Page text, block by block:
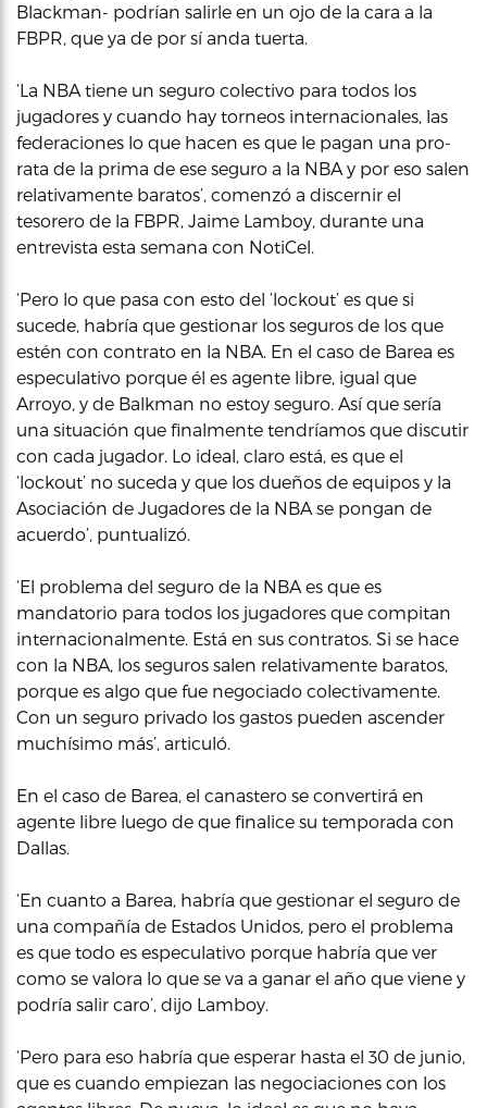
Blackman- podrían salirle en un ojo de la cara a la
FBPR, que ya de por sí anda tuerta.
‘La NBA tiene un seguro colectivo para todos los
jugadores y cuando hay torneos internacionales, las
federaciones lo que hacen es que le pagan una pro-
rata de la prima de ese seguro a la NBA y por eso salen
relativamente baratos’, comenzó a discernir el
tesorero de la FBPR, Jaime Lamboy, durante una
entrevista esta semana con NotiCel.
‘Pero lo que pasa con esto del ‘lockout’ es que si
sucede, habría que gestionar los seguros de los que
estén con contrato en la NBA. En el caso de Barea es
especulativo porque él es agente libre, igual que
Arroyo, y de Balkman no estoy seguro. Así que sería
una situación que finalmente tendríamos que discutir
con cada jugador. Lo ideal, claro está, es que el
‘lockout’ no suceda y que los dueños de equipos y la
Asociación de Jugadores de la NBA se pongan de
acuerdo’, puntualizó.
‘El problema del seguro de la NBA es que es
mandatorio para todos los jugadores que compitan
internacionalmente. Está en sus contratos. Si se hace
con la NBA, los seguros salen relativamente baratos,
porque es algo que fue negociado colectivamente.
Con un seguro privado los gastos pueden ascender
muchísimo más’, articuló.
En el caso de Barea, el canastero se convertirá en
agente libre luego de que finalice su temporada con
Dallas.
‘En cuanto a Barea, habría que gestionar el seguro de
una compañía de Estados Unidos, pero el problema
es que todo es especulativo porque habría que ver
como se valora lo que se va a ganar el año que viene y
podría salir caro’, dijo Lamboy.
‘Pero para eso habría que esperar hasta el 30 de junio,
que es cuando empiezan las negociaciones con los